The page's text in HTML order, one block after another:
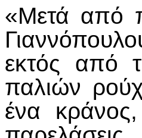
«Μετά από
εκτός από
παλιών
ένα